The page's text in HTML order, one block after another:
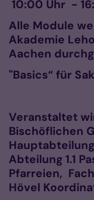
10:00 Uhr -
Alle Module
Akademie
Aachen
"Basics“ für
Veranstaltet
Bischöflichen
Abteilung 1.1
Pfarreien,
Hövel